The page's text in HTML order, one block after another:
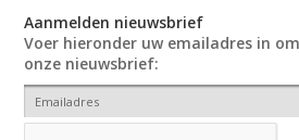
Aanmelden nieuwsbrief
Voer hieronder uw emailadres in
onze nieuwsbrief: